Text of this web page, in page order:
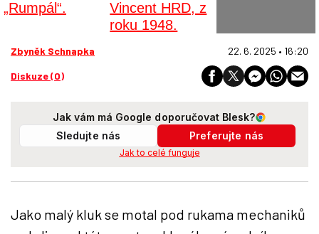
Zbyněk Schnapka 22. 6. 2025 • 16:20
Diskuze (0)
Jak vám má Google doporučovat Blesk?
Sledujte nás
Preferujte nás
Jak to celé funguje
Jako malý kluk se motal pod rukama mechaniků